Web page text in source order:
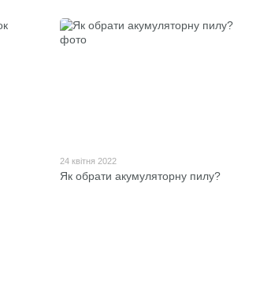
24 квітня 2022
Як обрати акумуляторну пилу?